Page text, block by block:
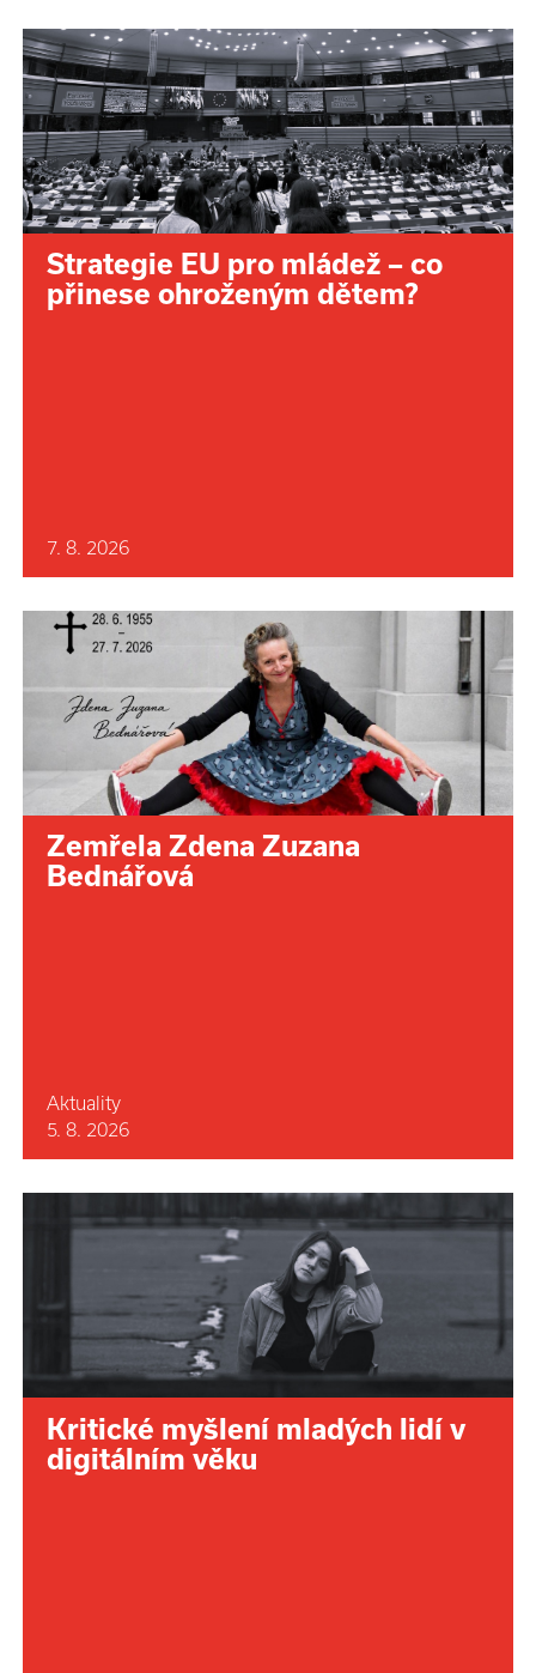
Strategie EU pro mládež – co
přinese ohroženým dětem?
7. 8. 2026
Zemřela Zdena Zuzana
Bednářová
Aktuality
5. 8. 2026
Kritické myšlení mladých lidí v
digitálním věku